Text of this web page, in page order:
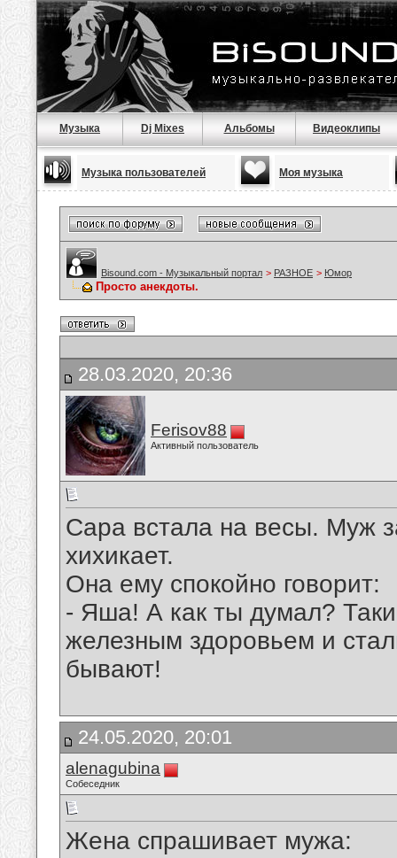
Музыка Dj Mixes Альбомы Видеоклипы
Музыка пользователей Моя музыка
Bisound.com - Музыкальный портал > РАЗНОЕ > Юмор
Просто анекдоты.
28.03.2020, 20:36
Ferisov88
Активный пользователь
Сара встала на весы. Муж
хихикает.
Она ему спокойно говорит:
- Яша! А как ты думал?
железным здоровьем и
бывают!
24.05.2020, 20:01
alenagubina
Собеседник
Жена спрашивает мужа: